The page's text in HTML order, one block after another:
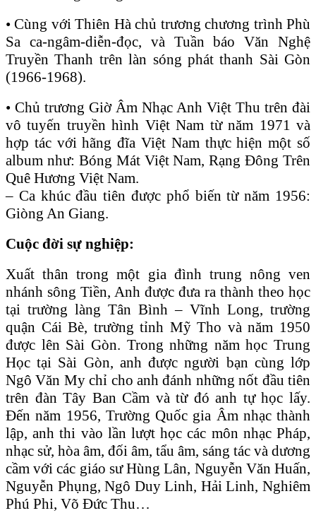
• Cùng với Thiên Hà chủ trương chương trình Phù
Sa ca-ngâm-diễn-đọc, và Tuần báo Văn Nghệ
Truyền Thanh trên làn sóng phát thanh Sài Gòn
(1966-1968).
• Chủ trương Giờ Âm Nhạc Anh Việt Thu trên đài
vô tuyến truyền hình Việt Nam từ năm 1971 và
hợp tác với hãng đĩa Việt Nam thực hiện một số
album như: Bóng Mát Việt Nam, Rạng Đông Trên
Quê Hương Việt Nam.
– Ca khúc đầu tiên được phổ biến từ năm 1956:
Giòng An Giang.
Cuộc đời sự nghiệp:
Xuất thân trong một gia đình trung nông ven
nhánh sông Tiền, Anh được đưa ra thành theo học
tại trường làng Tân Bình – Vĩnh Long, trường
quận Cái Bè, trường tỉnh Mỹ Tho và năm 1950
được lên Sài Gòn. Trong những năm học Trung
Học tại Sài Gòn, anh được người bạn cùng lớp
Ngô Văn My chỉ cho anh đánh những nốt đầu tiên
trên đàn Tây Ban Cầm và từ đó anh tự học lấy.
Đến năm 1956, Trường Quốc gia Âm nhạc thành
lập, anh thi vào lần lượt học các môn nhạc Pháp,
nhạc sử, hòa âm, đối âm, tẩu âm, sáng tác và dương
cầm với các giáo sư Hùng Lân, Nguyễn Văn Huấn,
Nguyễn Phụng, Ngô Duy Linh, Hải Linh, Nghiêm
Phú Phi, Võ Đức Thu…